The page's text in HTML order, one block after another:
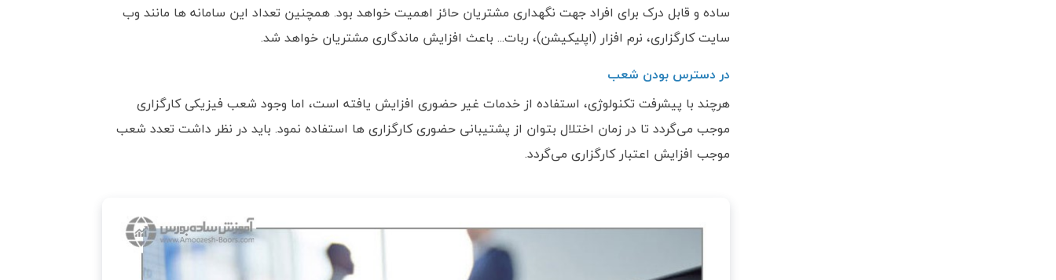
ساده و قابل درک برای افراد جهت نگهداری مشتریان حائز اهمیت خواهد بود. همچنین تعداد این سامانه ها مانند وب
سایت کارگزاری، نرم افزار (اپلیکیشن)، ربات... باعث افزایش ماندگاری مشتریان خواهد شد.
در دسترس بودن شعب
هرچند با پیشرفت تکنولوژی، استفاده از خدمات غیر حضوری افزایش یافته است، اما وجود شعب فیزیکی کارگزاری
موجب می‌گردد تا در زمان اختلال بتوان از پشتیبانی حضوری کارگزاری ها استفاده نمود. باید در نظر داشت تعدد شعب
موجب افزایش اعتبار کارگزاری می‌گردد.